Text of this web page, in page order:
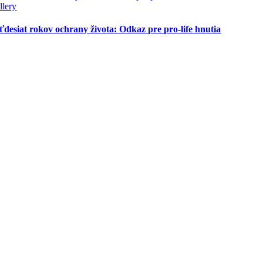
rokov ochrany života: Odkaz pre pro-life hnutia